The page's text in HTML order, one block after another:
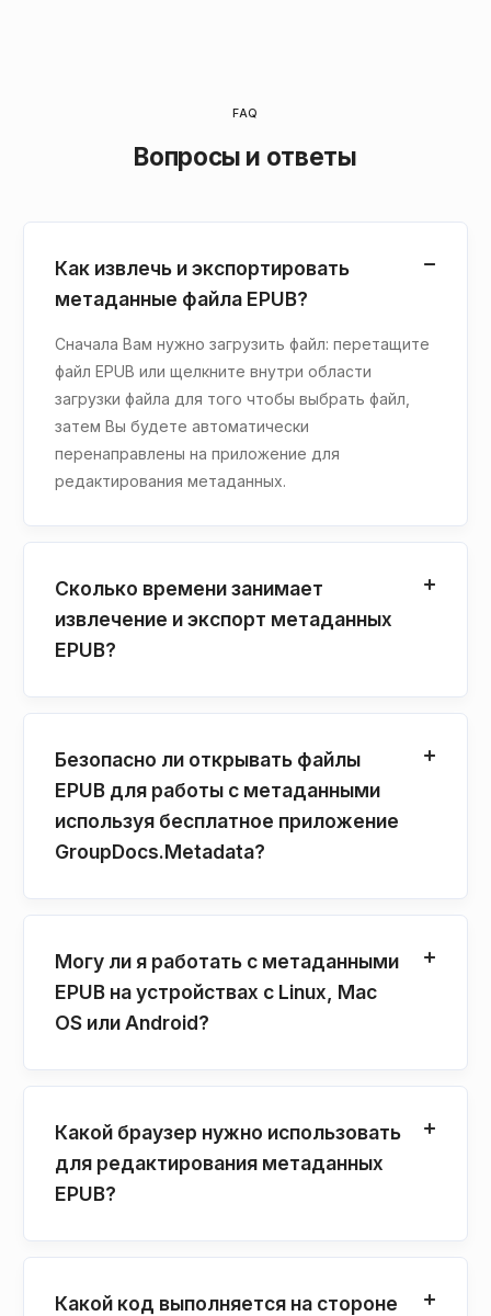
FAQ
Вопросы и ответы
Как извлечь и экспортировать
метаданные файла EPUB?
Сначала Вам нужно загрузить файл: перетащите
файл EPUB или щелкните внутри области
загрузки файла для того чтобы выбрать файл,
затем Вы будете автоматически
перенаправлены на приложение для
редактирования метаданных.
Сколько времени занимает
извлечение и экспорт метаданных
EPUB?
Безопасно ли открывать файлы
EPUB для работы с метаданными
используя бесплатное приложение
GroupDocs.Metadata?
Могу ли я работать с метаданными
EPUB на устройствах с Linux, Mac
OS или Android?
Какой браузер нужно использовать
для редактирования метаданных
EPUB?
Какой код выполняется на стороне